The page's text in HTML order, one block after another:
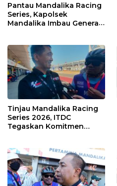
Pantau Mandalika Racing
Series, Kapolsek
Mandalika Imbau Generasi
Tinjau Mandalika Racing
Series 2026, ITDC
Tegaskan Komitmen
Kawasan